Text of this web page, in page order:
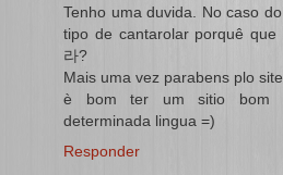
Tenho uma duvida. No caso
tipo de cantarolar porquê
라?
Mais uma vez parabens plo
è bom ter um sitio bom
determinada lingua =)
Responder